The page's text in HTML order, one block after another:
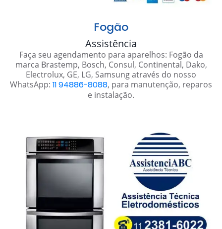
Fogão
Assistência
Faça seu agendamento para aparelhos: Fogão da
marca Brastemp, Bosch, Consul, Continental, Dako,
Electrolux, GE, LG, Samsung através do nosso
WhatsApp: 11 94886-8088, para manutenção, reparos
e instalação.